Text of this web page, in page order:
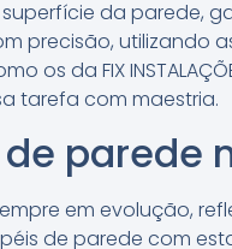
da parede,
precisão, utilizando
da FIX
tarefa com maestria.
parede
em evolução,
de parede com